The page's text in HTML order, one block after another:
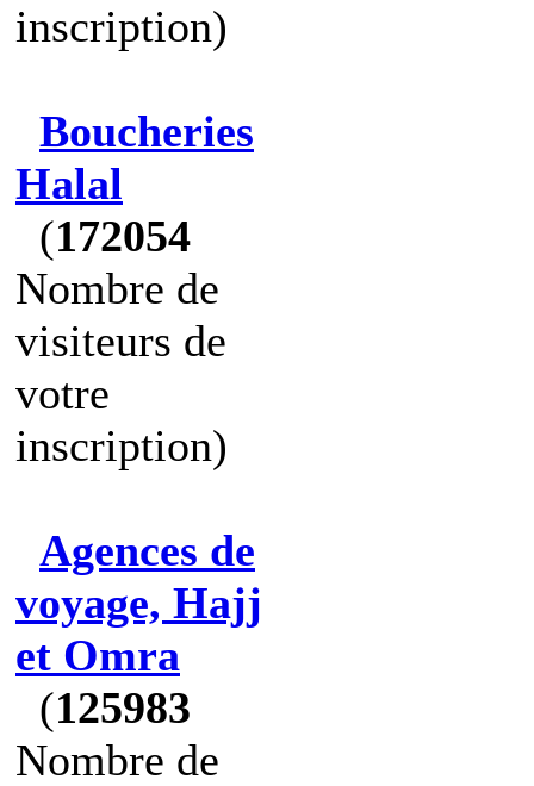
inscription)
Boucheries
Halal
(172054
Nombre de
visiteurs de
votre
inscription)
Agences de
voyage, Hajj
et Omra
(125983
Nombre de